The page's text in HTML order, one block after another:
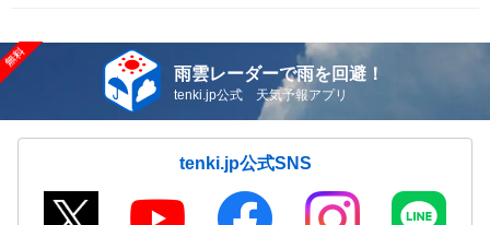
雨雲レーダーで雨を回避！
tenki.jp公式 天気予報アプリ
tenki.jp公式SNS